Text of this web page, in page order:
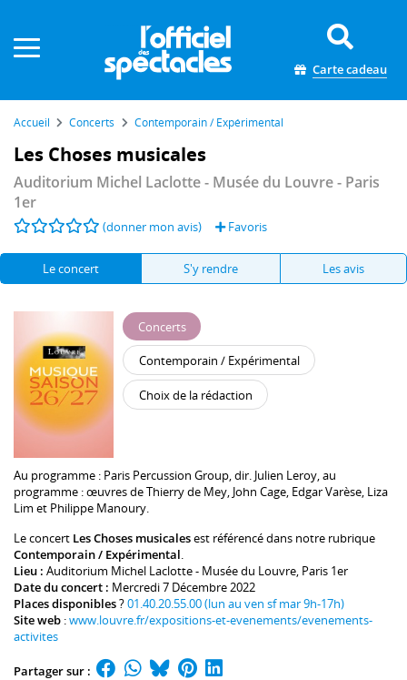
Carte cadeau
Accueil Concerts Contemporain / Expérimental
Les Choses musicales
Auditorium Michel Laclotte - Musée du Louvre- Paris
1er
(donner mon avis) Favoris
Le concert S'y rendre Les avis
Concerts
Contemporain / Expérimental
Choix de la rédaction
Au programme : Paris Percussion Group, dir. Julien Leroy, au
programme : œuvres deThierry de Mey, John Cage, Edgar Varèse, Liza
Lim et Philippe Manoury.
Le concert Les Choses musicalesest référencé dans notre rubrique
Contemporain / Expérimental.
Lieu : Auditorium Michel Laclotte - Musée du Louvre, Paris 1er
Date du concert : Mercredi 7 Décembre 2022
Places disponibles?01.40.20.55.00 (lun au ven sf mar 9h-17h)
Site web :www.louvre.fr/expositions-et-evenements/evenements-
activites
Partager sur :